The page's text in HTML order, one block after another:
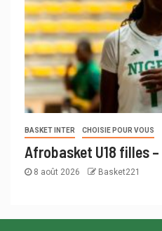
BASKET INTER CHOISIE POUR VOUS
Afrobasket U18 filles
8 août 2026 Basket221